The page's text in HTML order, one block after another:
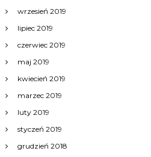
wrzesień 2019
lipiec 2019
czerwiec 2019
maj 2019
kwiecień 2019
marzec 2019
luty 2019
styczeń 2019
grudzień 2018